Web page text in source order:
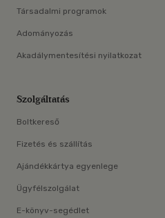
Társadalmi programok
Adományozás
Akadálymentesítési nyilatkozat
Szolgáltatás
Boltkereső
Fizetés és szállítás
Ajándékkártya egyenlege
Ügyfélszolgálat
E-könyv-segédlet